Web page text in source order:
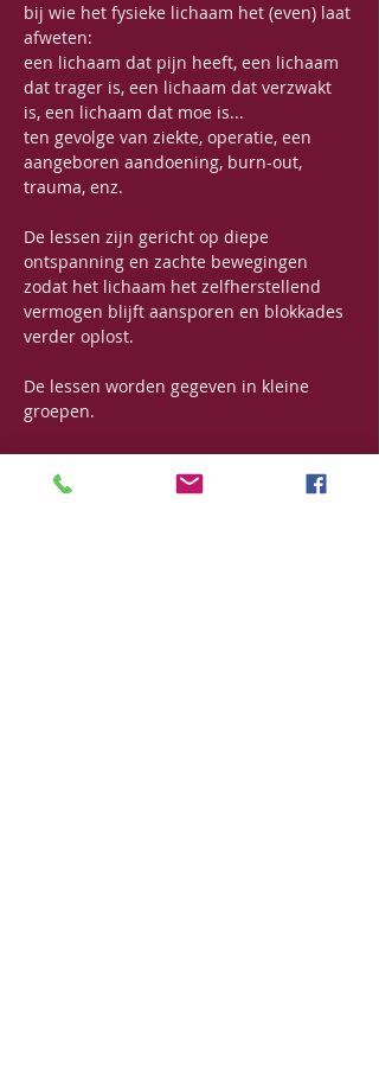
bij wie het fysieke lichaam het (even) laat
afweten:
een lichaam dat pijn heeft, een lichaam
dat trager is, een lichaam dat verzwakt
is, een lichaam dat moe is...
ten gevolge van ziekte, operatie, een
aangeboren aandoening, burn-out,
trauma, enz.
De lessen zijn gericht op diepe
ontspanning en zachte bewegingen
zodat het lichaam het zelfherstellend
vermogen blijft aansporen en blokkades
verder oplost.
De lessen worden gegeven in kleine
groepen.
Data: wekelijks op woensdagnamiddag
van 13u30 - 15u (uitgezonderd